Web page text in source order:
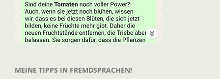
MEINE TIPPS IN FREMDSPRACHEN!